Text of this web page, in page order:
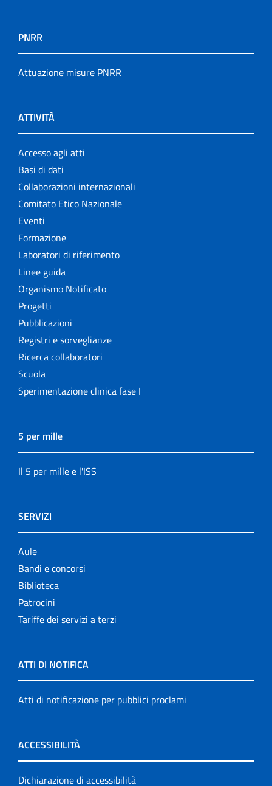
PNRR
Attuazione misure PNRR
ATTIVITÀ
Accesso agli atti
Basi di dati
Collaborazioni internazionali
Comitato Etico Nazionale
Eventi
Formazione
Laboratori di riferimento
Linee guida
Organismo Notificato
Progetti
Pubblicazioni
Registri e sorveglianze
Ricerca collaboratori
Scuola
Sperimentazione clinica fase I
5 per mille
Il 5 per mille e l'ISS
SERVIZI
Aule
Bandi e concorsi
Biblioteca
Patrocini
Tariffe dei servizi a terzi
ATTI DI NOTIFICA
Atti di notificazione per pubblici proclami
ACCESSIBILITÀ
Dichiarazione di accessibilità